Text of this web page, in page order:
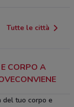
Tutte le città
CORPO A
del tuo corpo e